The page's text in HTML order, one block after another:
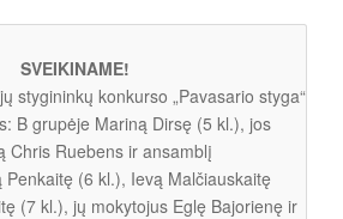
SVEIKINAME!
stygininkų konkurso „Pavasario styga“
B grupėje Mariną Dirsę (5 kl.), jos
Chris Ruebens ir ansamblį
Penkaitę (6 kl.), Ievą Malčiauskaitę
(7 kl.), jų mokytojus Eglę Bajorienę ir